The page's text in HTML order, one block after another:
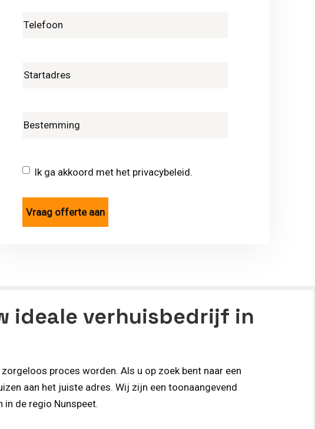
Ik ga akkoord met het privacybeleid.
ideale verhuisbedrijf in
proces worden. Als u op zoek bent naar een
aan het juiste adres. Wij zijn een toonaangevend
de regio Nunspeet.